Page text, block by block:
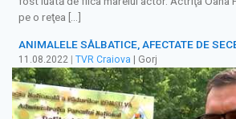
pe o reţea […]
ANIMALELE SĂLBATICE, AFECTATE DE
11.08.2022 TVR Craiova | Gorj